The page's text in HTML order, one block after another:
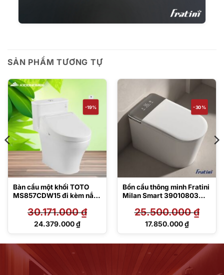
SẢN PHẨM TƯƠNG TỰ
-19%
Bàn cầu một khối TOTO
MS857CDW15 đi kèm nắp
TCF24460AAA
30.171.000₫
Giá
24.379.000₫
Giá
-30%
Bồn cầu thông minh Fratini
Milan Smart 39010803
25.500.000₫
Giá
25.500.000 ₫.
17.850.000₫
Giá
17.850.000 ₫.